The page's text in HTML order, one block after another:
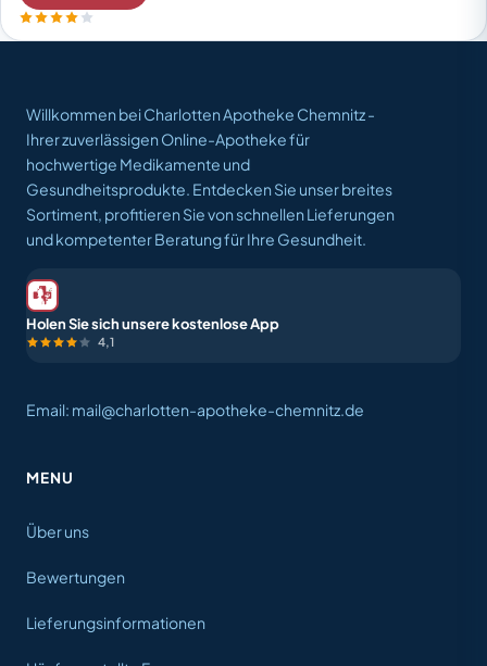
Willkommen bei Charlotten Apotheke Chemnitz -
Ihrer zuverlässigen Online-Apotheke für
hochwertige Medikamente und
Gesundheitsprodukte. Entdecken Sie unser breites
Sortiment, profitieren Sie von schnellen Lieferungen
und kompetenter Beratung für Ihre Gesundheit.
Holen Sie sich unsere kostenlose App
4,1
Email: mail@charlotten-apotheke-chemnitz.de
MENU
Über uns
Bewertungen
Lieferungsinformationen